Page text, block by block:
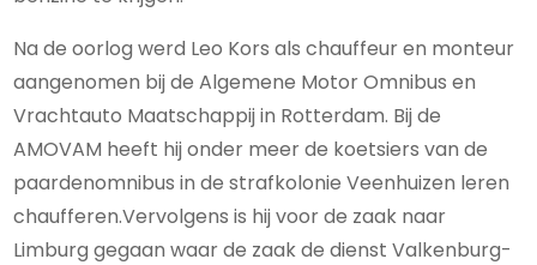
Na de oorlog werd Leo Kors als chauffeur en monteur
aangenomen bij de Algemene Motor Omnibus en
Vrachtauto Maatschappij in Rotterdam. Bij de
AMOVAM heeft hij onder meer de koetsiers van de
paardenomnibus in de strafkolonie Veenhuizen leren
chaufferen.Vervolgens is hij voor de zaak naar
Limburg gegaan waar de zaak de dienst Valkenburg-